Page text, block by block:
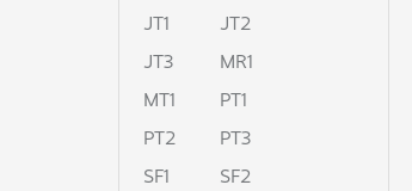
JT1
JT2
JT3
MR1
MT1
PT1
PT2
PT3
SF1
SF2